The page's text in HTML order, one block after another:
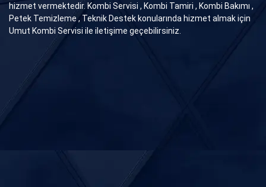
hizmet vermektedir. Kombi Servisi , Kombi Tamiri , Kombi Bakımı ,
Petek Temizleme , Teknik Destek konularında hizmet almak için
Umut Kombi Servisi ile iletişime geçebilirsiniz.